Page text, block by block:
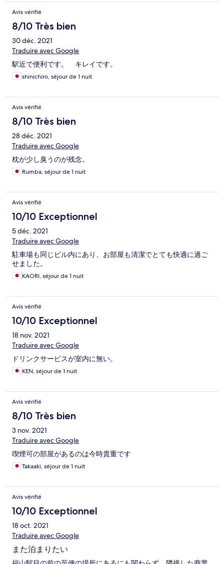
Avis vérifié
8/10 Très bien
30 déc. 2021
Traduire avec Google
駅近で便利です。 キレイです。
shinichiro, séjour de 1 nuit
Avis vérifié
8/10 Très bien
28 déc. 2021
Traduire avec Google
枕が少し臭うのが残念。
Rumba, séjour de 1 nuit
Avis vérifié
10/10 Exceptionnel
5 déc. 2021
Traduire avec Google
駐車場も同じビル内にあり、お部屋も清潔でとても快適に過ご
せました。
KAORI, séjour de 1 nuit
Avis vérifié
10/10 Exceptionnel
18 nov. 2021
Traduire avec Google
ドリンクサービスが室内に無い。
KEN, séjour de 1 nuit
Avis vérifié
8/10 Très bien
3 nov. 2021
Traduire avec Google
喫煙可の部屋があるのは今時貴重です
Takaaki, séjour de 1 nuit
Avis vérifié
10/10 Exceptionnel
18 oct. 2021
Traduire avec Google
また泊まりたい